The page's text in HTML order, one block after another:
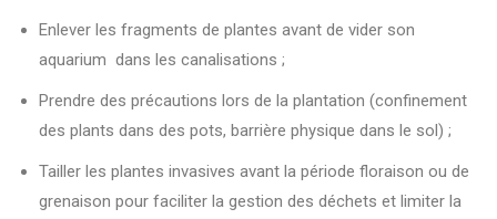
Enlever les fragments de plantes avant de vider son
aquarium dans les canalisations ;
Prendre des précautions lors de la plantation (confinement
des plants dans des pots, barrière physique dans le sol) ;
Tailler les plantes invasives avant la période floraison ou de
grenaison pour faciliter la gestion des déchets et limiter la